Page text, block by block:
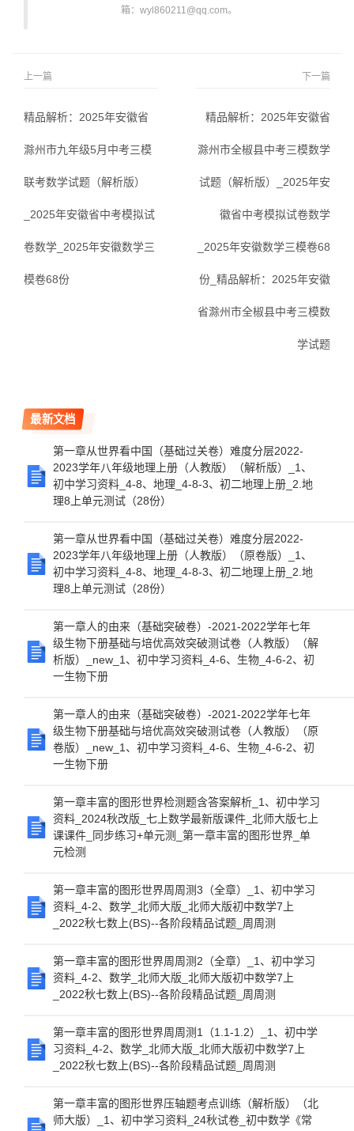
箱：wyl860211@qq.com。
上一篇
精品解析：2025年安徽省
滁州市九年级5月中考三模
联考数学试题（解析版）
_2025年安徽省中考模拟试
卷数学_2025年安徽数学三
模卷68份
下一篇
精品解析：2025年安徽省
滁州市全椒县中考三模数学
试题（解析版）_2025年安
徽省中考模拟试卷数学
_2025年安徽数学三模卷68
份_精品解析：2025年安徽
省滁州市全椒县中考三模数
学试题
最新文档
第一章从世界看中国（基础过关卷）难度分层2022-
2023学年八年级地理上册（人教版）（解析版）_1、
初中学习资料_4-8、地理_4-8-3、初二地理上册_2.地
理8上单元测试（28份）
第一章从世界看中国（基础过关卷）难度分层2022-
2023学年八年级地理上册（人教版）（原卷版）_1、
初中学习资料_4-8、地理_4-8-3、初二地理上册_2.地
理8上单元测试（28份）
第一章人的由来（基础突破卷）-2021-2022学年七年
级生物下册基础与培优高效突破测试卷（人教版）（解
析版）_new_1、初中学习资料_4-6、生物_4-6-2、初
一生物下册
第一章人的由来（基础突破卷）-2021-2022学年七年
级生物下册基础与培优高效突破测试卷（人教版）（原
卷版）_new_1、初中学习资料_4-6、生物_4-6-2、初
一生物下册
第一章丰富的图形世界检测题含答案解析_1、初中学习
资料_2024秋改版_七上数学最新版课件_北师大版七上
课课件_同步练习+单元测_第一章丰富的图形世界_单
元检测
第一章丰富的图形世界周周测3（全章）_1、初中学习
资料_4-2、数学_北师大版_北师大版初中数学7上
_2022秋七数上(BS)--各阶段精品试题_周周测
第一章丰富的图形世界周周测2（全章）_1、初中学习
资料_4-2、数学_北师大版_北师大版初中数学7上
_2022秋七数上(BS)--各阶段精品试题_周周测
第一章丰富的图形世界周周测1（1.1-1.2）_1、初中学
习资料_4-2、数学_北师大版_北师大版初中数学7上
_2022秋七数上(BS)--各阶段精品试题_周周测
第一章丰富的图形世界压轴题考点训练（解析版）（北
师大版）_1、初中学习资料_24秋试卷_初中数学《常